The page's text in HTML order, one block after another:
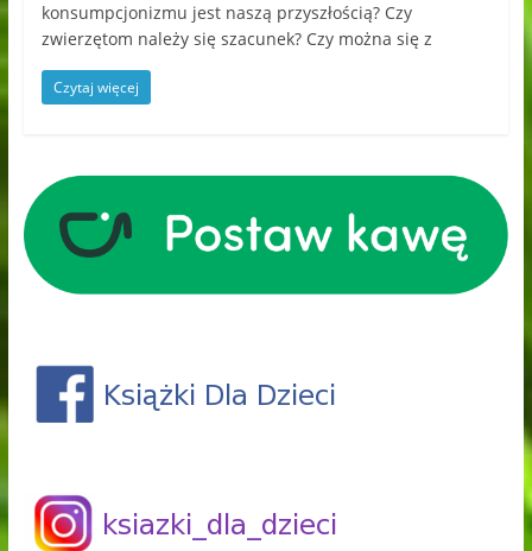
konsumpcjonizmu jest naszą przyszłością? Czy
zwierzętom należy się szacunek? Czy można się z
Czytaj więcej